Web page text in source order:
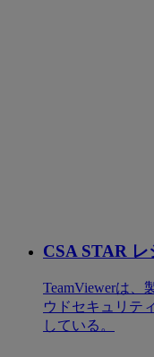
CSA STAR レ
TeamViewerは、
ウドセキュリテ
している。